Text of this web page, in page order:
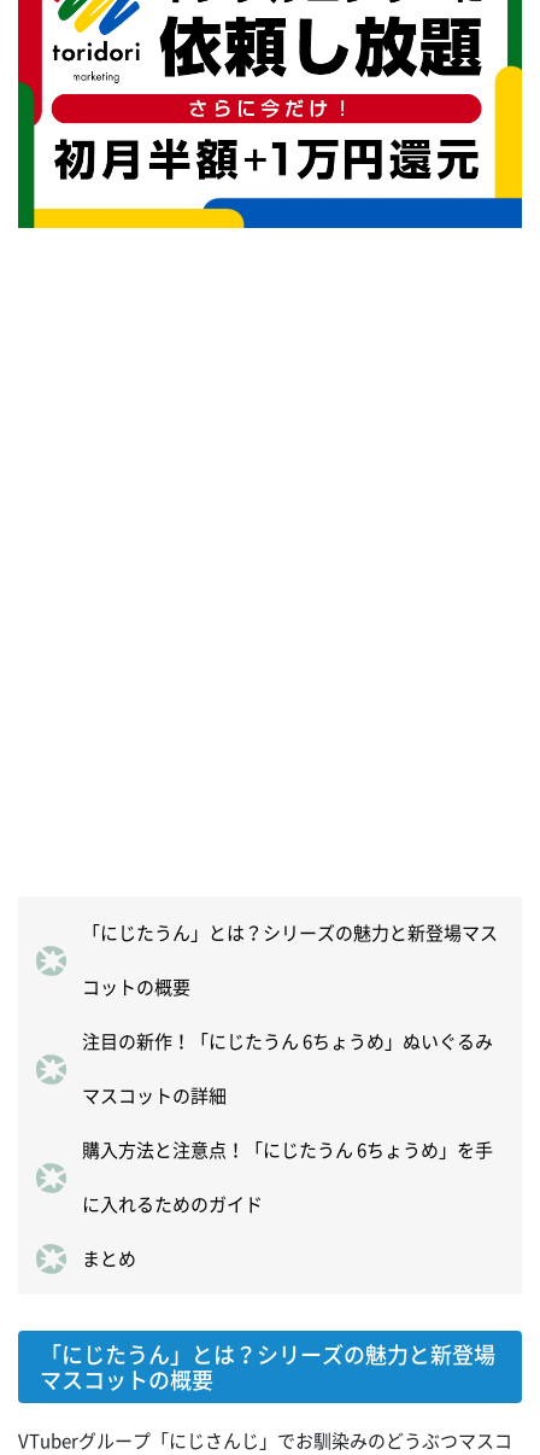
「にじたうん」とは？シリーズの魅力と新登場マス
コットの概要
注目の新作！「にじたうん 6ちょうめ」ぬいぐるみ
マスコットの詳細
購入方法と注意点！「にじたうん 6ちょうめ」を手
に入れるためのガイド
まとめ
「にじたうん」とは？シリーズの魅力と新登場
マスコットの概要
VTuberグループ「にじさんじ」でお馴染みのどうぶつマスコ